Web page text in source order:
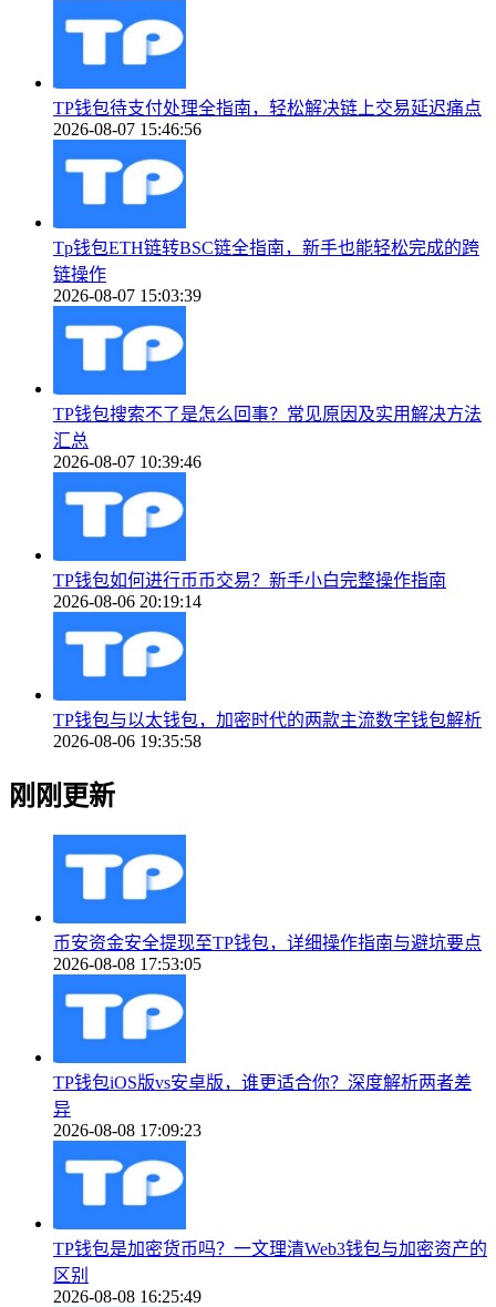
TP钱包待支付处理全指南，轻松解决链上交易延迟痛点
2026-08-07 15:46:56
Tp钱包ETH链转BSC链全指南，新手也能轻松完成的跨
链操作
2026-08-07 15:03:39
TP钱包搜索不了是怎么回事？常见原因及实用解决方法
汇总
2026-08-07 10:39:46
TP钱包如何进行币币交易？新手小白完整操作指南
2026-08-06 20:19:14
TP钱包与以太钱包，加密时代的两款主流数字钱包解析
2026-08-06 19:35:58
刚刚更新
币安资金安全提现至TP钱包，详细操作指南与避坑要点
2026-08-08 17:53:05
TP钱包iOS版vs安卓版，谁更适合你？深度解析两者差
异
2026-08-08 17:09:23
TP钱包是加密货币吗？一文理清Web3钱包与加密资产的
区别
2026-08-08 16:25:49